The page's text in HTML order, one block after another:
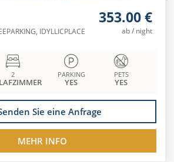
IDYLLICPLACE
353.00 €
ab / night
2 PARKING
YES
PETS
YES
Sie eine Anfrage
MEHR INFO